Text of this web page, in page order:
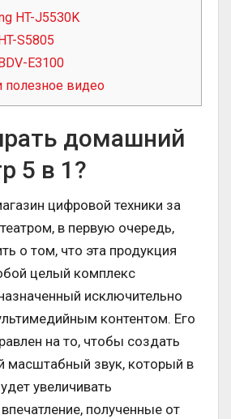
HT-J5530K
S5805
E3100
полезное видео
домашний
5 в 1?
цифровой техники за
в первую очередь,
о том, что эта продукция
целый комплекс
исключительно
контентом. Его
на то, чтобы создать
масштабный звук, который в
увеличивать
полученные от